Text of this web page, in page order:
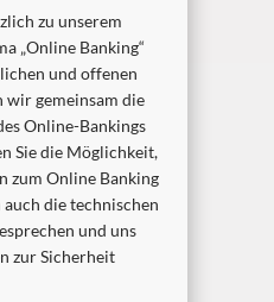
zu unserem
„Online Banking“
und offenen
gemeinsam die
Online-Bankings
Sie die Möglichkeit,
zum Online Banking
die technischen
und uns
zur Sicherheit